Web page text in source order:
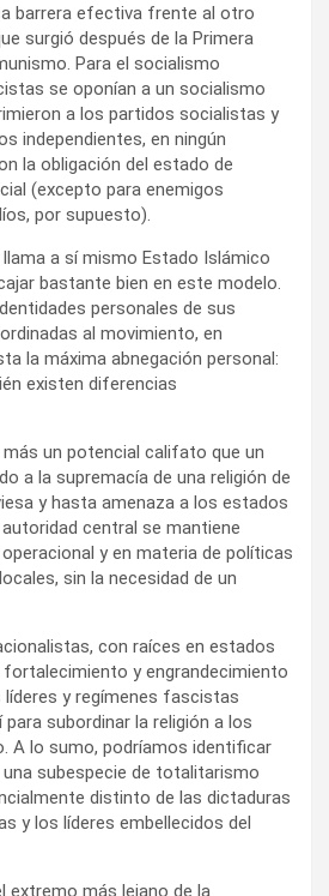
barrera efectiva frente al otro
surgió después de la Primera
Para el socialismo
se oponían a un socialismo
a los partidos socialistas y
independientes, en ningún
la obligación del estado de
(excepto para enemigos
por supuesto).
a sí mismo Estado Islámico
bastante bien en este modelo.
personales de sus
al movimiento, en
la máxima abnegación personal:
existen diferencias
un potencial califato que un
a la supremacía de una religión de
y hasta amenaza a los estados
central se mantiene
y en materia de políticas
sin la necesidad de un
con raíces en estados
y engrandecimiento
y regímenes fascistas
subordinar la religión a los
A lo sumo, podríamos identificar
subespecie de totalitarismo
distinto de las dictaduras
y los líderes embellecidos del
extremo más lejano de la